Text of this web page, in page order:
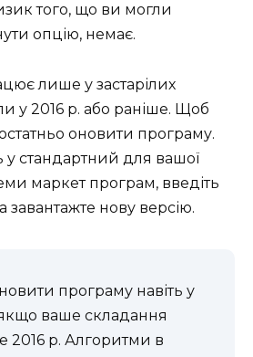
того, що ви могли
опцію, немає.
лише у застарілих
у 2016 р. або раніше. Щоб
оновити програму.
у стандартний для вашої
маркет програм, введіть
завантажте нову версію.
програму навіть у
ваше складання
2016 р. Алгоритми в